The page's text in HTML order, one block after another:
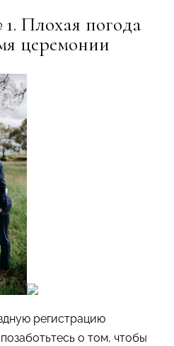
Плохая погода
церемонии
регистрацию
о том, чтобы